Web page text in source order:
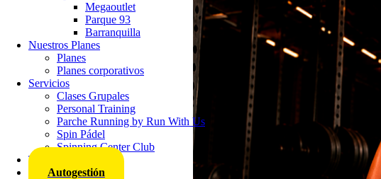
Megaoutlet
Parque 93
Barranquilla
Nuestros Planes
Planes
Planes corporativos
Servicios
Clases Grupales
Personal Training
Parche Running by Run With Us
Spin Pádel
Spinning Center Club
Trabaja con nosotros
Autogestión